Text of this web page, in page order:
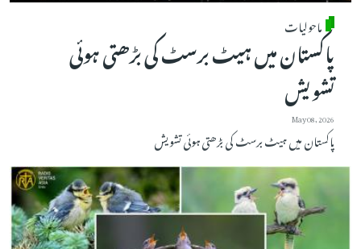
ماحولیات
پاکستان میں ہیٹ برسٹ کی بڑھتی ہوئی
تشویش
May 08, 2026
پاکستان میں ہیٹ برسٹ کی بڑھتی ہوئی تشویش